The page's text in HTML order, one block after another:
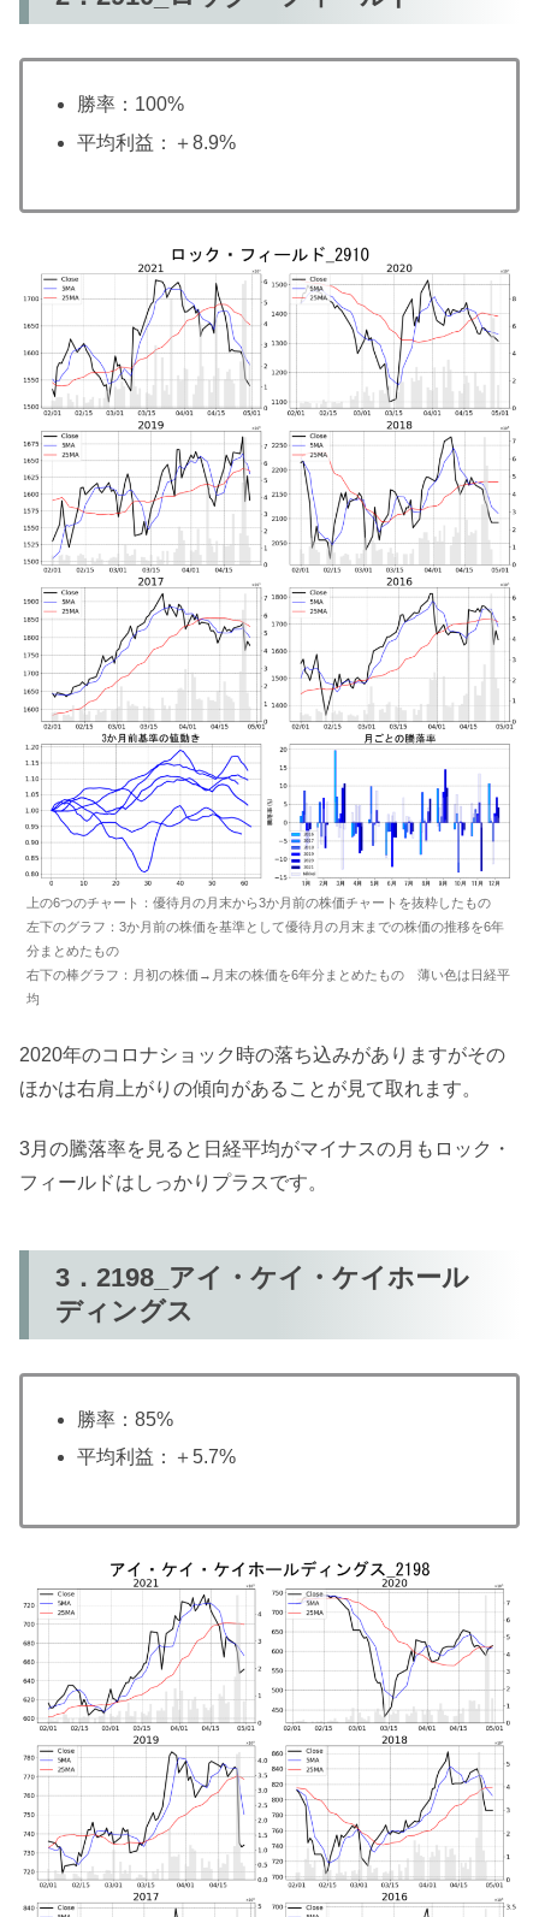
勝率：100%
平均利益：＋8.9%
上の6つのチャート：優待月の月末から3か月前の株価チャートを抜粋したもの
左下のグラフ：3か月前の株価を基準として優待月の月末までの株価の推移を6年
分まとめたもの
右下の棒グラフ：月初の株価→月末の株価を6年分まとめたもの 薄い色は日経平
均
2020年のコロナショック時の落ち込みがありますがその
ほかは右肩上がりの傾向があることが見て取れます。
3月の騰落率を見ると日経平均がマイナスの月もロック・
フィールドはしっかりプラスです。
3．2198_アイ・ケイ・ケイホール
ディングス
勝率：85%
平均利益：＋5.7%